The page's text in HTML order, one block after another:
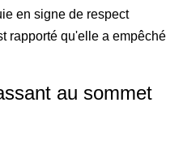
en signe de respect
rapporté qu'elle a empêché
au sommet